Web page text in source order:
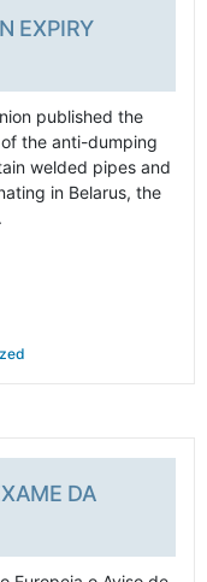
EXPIRY
published the
the anti-dumping
welded pipes and
in Belarus, the
DA